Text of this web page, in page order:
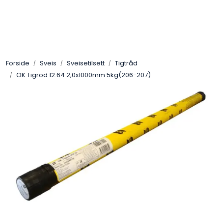
Forside Sveis Sveisetilsett
Tigtråd
OK Tigrod 12.64 2,0x1000mm 5kg(206-207)
Pakning
Verneutstyr